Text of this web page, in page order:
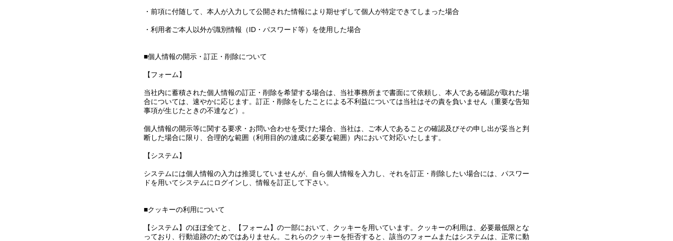
・前項に付随して、本人が入力して公開された情報により期せずして個人が特定できてしまった場合
・利用者ご本人以外が識別情報（ID・パスワード等）を使用した場合
■個人情報の開示・訂正・削除について
【フォーム】
当社内に蓄積された個人情報の訂正・削除を希望する場合は、当社事務所まで書面にて依頼し、本人である確認が取れた場
合については、速やかに応じます。訂正・削除をしたことによる不利益については当社はその責を負いません（重要な告知
事項が生じたときの不達など）。
個人情報の開示等に関する要求・お問い合わせを受けた場合、当社は、ご本人であることの確認及びその申し出が妥当と判
断した場合に限り、合理的な範囲（利用目的の達成に必要な範囲）内において対応いたします。
【システム】
システムには個人情報の入力は推奨していませんが、自ら個人情報を入力し、それを訂正・削除したい場合には、パスワー
ドを用いてシステムにログインし、情報を訂正して下さい。
■クッキーの利用について
【システム】のほぼ全てと、【フォーム】の一部において、クッキーを用いています。クッキーの利用は、必要最低限とな
っており、行動追跡のためではありません。これらのクッキーを拒否すると、該当のフォームまたはシステムは、正常に動